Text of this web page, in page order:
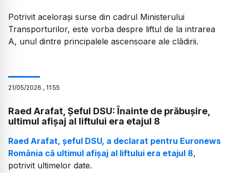
Potrivit acelorași surse din cadrul Ministerului
Transporturilor, este vorba despre liftul de la intrarea
A, unul dintre principalele ascensoare ale clădirii.
21/05/2026 , 11:55
Raed Arafat, Șeful DSU: Înainte de prăbușire,
ultimul afișaj al liftului era etajul 8
Raed Arafat, șeful DSU, a declarat pentru Euronews
România că ultimul afișaj al liftului era etajul 8,
potrivit ultimelor date.